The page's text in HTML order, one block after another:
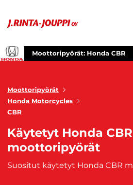
Moottoripyörät: Honda CBR
Moottoripyörät
Honda Motorcycles
CBR
Käytetyt Honda
moottoripyörät